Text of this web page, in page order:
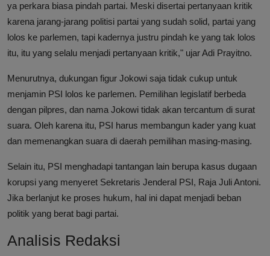
ya perkara biasa pindah partai. Meski disertai pertanyaan kritik
karena jarang-jarang politisi partai yang sudah solid, partai yang
lolos ke parlemen, tapi kadernya justru pindah ke yang tak lolos
itu, itu yang selalu menjadi pertanyaan kritik," ujar Adi Prayitno.
Menurutnya, dukungan figur Jokowi saja tidak cukup untuk
menjamin PSI lolos ke parlemen. Pemilihan legislatif berbeda
dengan pilpres, dan nama Jokowi tidak akan tercantum di surat
suara. Oleh karena itu, PSI harus membangun kader yang kuat
dan memenangkan suara di daerah pemilihan masing-masing.
Selain itu, PSI menghadapi tantangan lain berupa kasus dugaan
korupsi yang menyeret Sekretaris Jenderal PSI, Raja Juli Antoni.
Jika berlanjut ke proses hukum, hal ini dapat menjadi beban
politik yang berat bagi partai.
Analisis Redaksi